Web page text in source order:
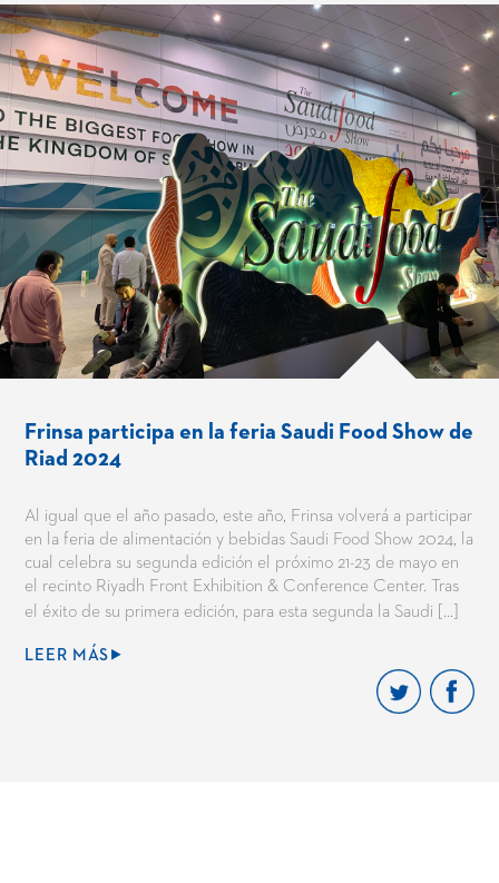
Frinsa participa en la feria Saudi Food Show de
Riad 2024
Al igual que el año pasado, este año, Frinsa volverá a participar
en la feria de alimentación y bebidas Saudi Food Show 2024, la
cual celebra su segunda edición el próximo 21-23 de mayo en
el recinto Riyadh Front Exhibition & Conference Center. Tras
el éxito de su primera edición, para esta segunda la Saudi […]
LEER MÁS⯈